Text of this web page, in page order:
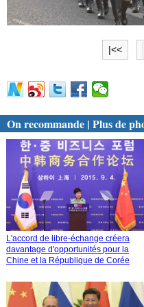
|<<
On recommande | Plus de
L'accord de libre-échange créera
davantage d'opportunités pour la
Chine et la République de Corée